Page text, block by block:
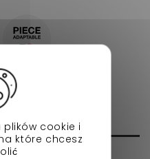
plików cookie i
które chcesz